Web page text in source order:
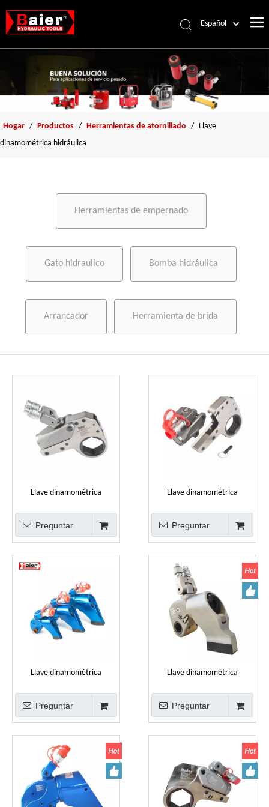
Español
Français
العربية
English
Hogar / Productos / Herramientas de atornillado / Llave
dinamométrica hidráulica
Herramientas de empernado
Gato hidraulico Bomba hidráulica
Arrancador Herramienta de brida
Llave dinamométrica
Preguntar
Llave dinamométrica
resistencia para uso industrial
Preguntar
Llave dinamométrica
Preguntar
Llave dinamométrica
accionamiento RTC
Preguntar